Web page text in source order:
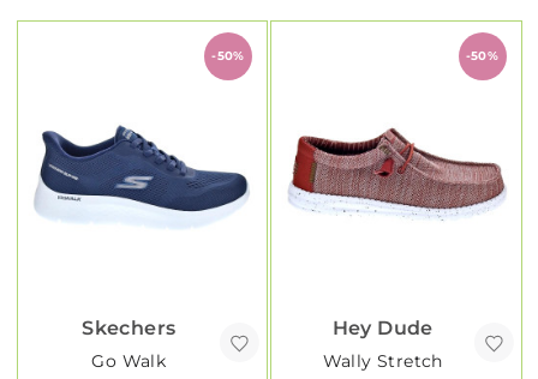
-50%
Skechers
Go Walk
-50%
Hey Dude
Wally Stretch